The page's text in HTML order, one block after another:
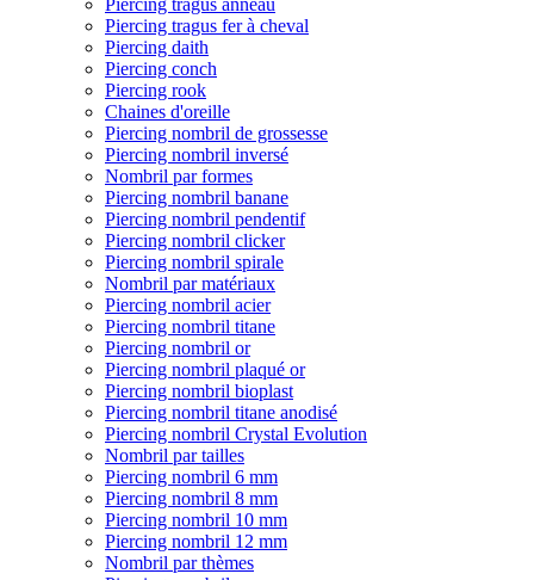
Piercing tragus anneau
Piercing tragus fer à cheval
Piercing daith
Piercing conch
Piercing rook
Chaines d'oreille
Piercing nombril de grossesse
Piercing nombril inversé
Nombril par formes
Piercing nombril banane
Piercing nombril pendentif
Piercing nombril clicker
Piercing nombril spirale
Nombril par matériaux
Piercing nombril acier
Piercing nombril titane
Piercing nombril or
Piercing nombril plaqué or
Piercing nombril bioplast
Piercing nombril titane anodisé
Piercing nombril Crystal Evolution
Nombril par tailles
Piercing nombril 6 mm
Piercing nombril 8 mm
Piercing nombril 10 mm
Piercing nombril 12 mm
Nombril par thèmes